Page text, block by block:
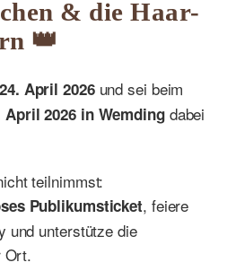
& die Haar-
👑
24. April 2026und sei beim
April 2026 in Wemdingdabei
teilnimmst:
Publikumsticket, feiere
und unterstütze die
Ort.